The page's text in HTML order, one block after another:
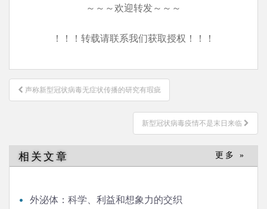
～～～欢迎转发～～～
！！！转载请联系我们获取授权！！！
文
章
声称新型冠状病毒无症状传播的研究有瑕疵
新型冠状病毒疫情不是末日来临
相关文章 更多 »
外泌体：科学、利益和想象力的交织